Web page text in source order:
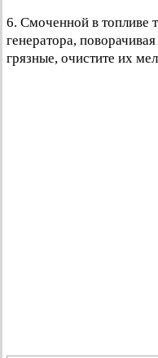
6. Смоченной в топливе
генератора,
грязные, очистите их